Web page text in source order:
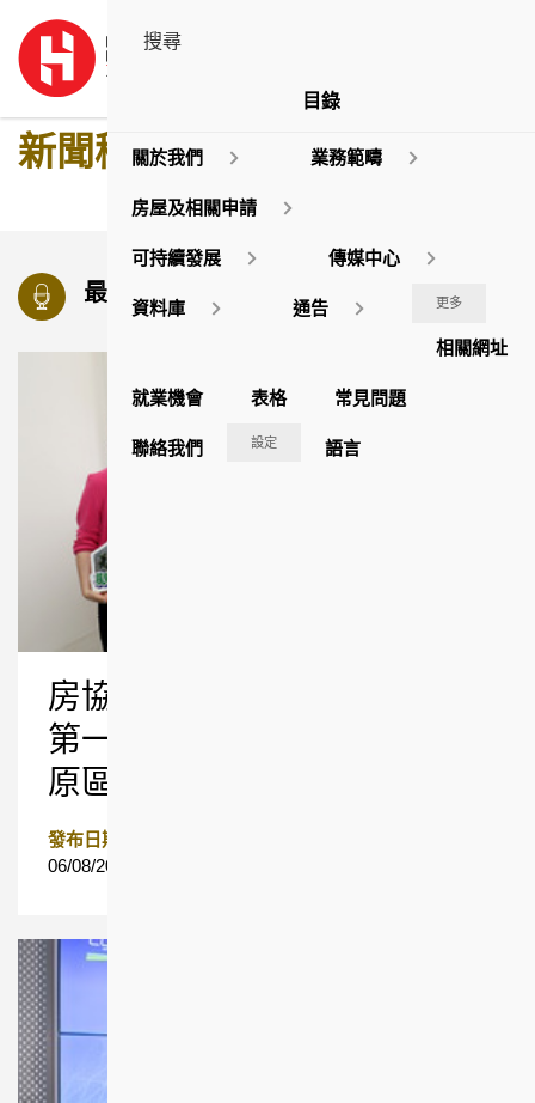
新聞稿
最新消息
房協牛頭角調遷項目「鴻鵠臺
第一座」入伙 花園大廈居民
原區安置無縫過渡
發布日期
06/08/2026
目錄
關於我們 業務範疇
房屋及相關申請
可持續發展 傳媒中心
資料庫 通告 更多
相關網址
就業機會 表格 常見問題
聯絡我們 設定 語言